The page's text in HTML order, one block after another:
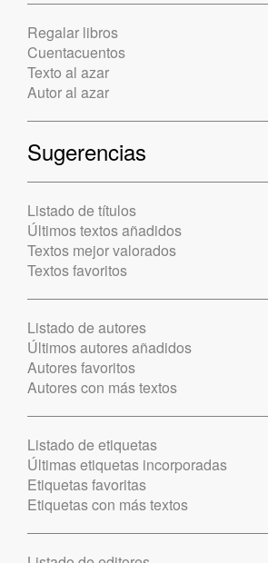
Regalar libros
Cuentacuentos
Texto al azar
Autor al azar
Sugerencias
Listado de títulos
Últimos textos añadidos
Textos mejor valorados
Textos favoritos
Listado de autores
Últimos autores añadidos
Autores favoritos
Autores con más textos
Listado de etiquetas
Últimas etiquetas incorporadas
Etiquetas favoritas
Etiquetas con más textos